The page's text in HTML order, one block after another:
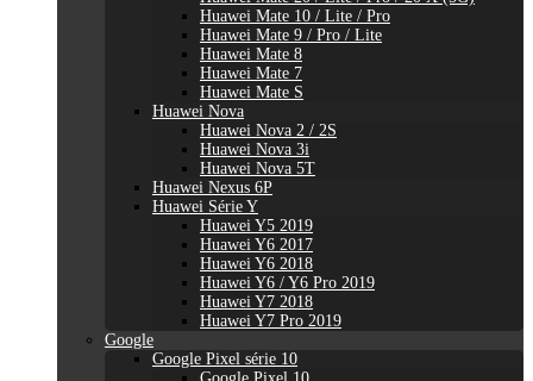
Huawei Mate 10 / Lite / Pro
Huawei Mate 9 / Pro / Lite
Huawei Mate 8
Huawei Mate 7
Huawei Mate S
Huawei Nova
Huawei Nova 2 / 2S
Huawei Nova 3i
Huawei Nova 5T
Huawei Nexus 6P
Huawei Série Y
Huawei Y5 2019
Huawei Y6 2017
Huawei Y6 2018
Huawei Y6 / Y6 Pro 2019
Huawei Y7 2018
Huawei Y7 Pro 2019
Google
Google Pixel série 10